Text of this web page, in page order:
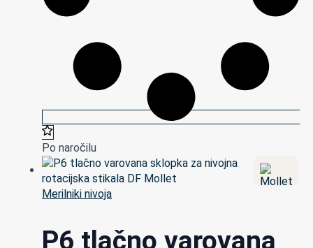
Po naročilu
Merilniki nivoja
P6 tlačno varovana